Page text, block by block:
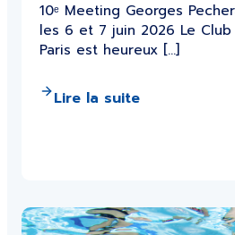
10ᵉ Meeting Georges
les 6 et 7 juin 2026 Le
Paris est heureux […]
Lire la suite